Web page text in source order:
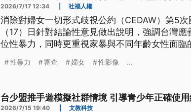
2026/7/17 12:34 社福人權
消除對婦女一切形式歧視公約（CEDAW）第5
（17）日針對結論性意見做出說明，強調台灣
位性暴力，同時更重視家暴與不同年齡女性面臨
成效，強化女性與兒童權益保障。
性暴力 審查 婦女 性影像 ...
台少盟推手遊模擬社群情境 引導青少年正確使
2026/7/15 19:40 文教科技